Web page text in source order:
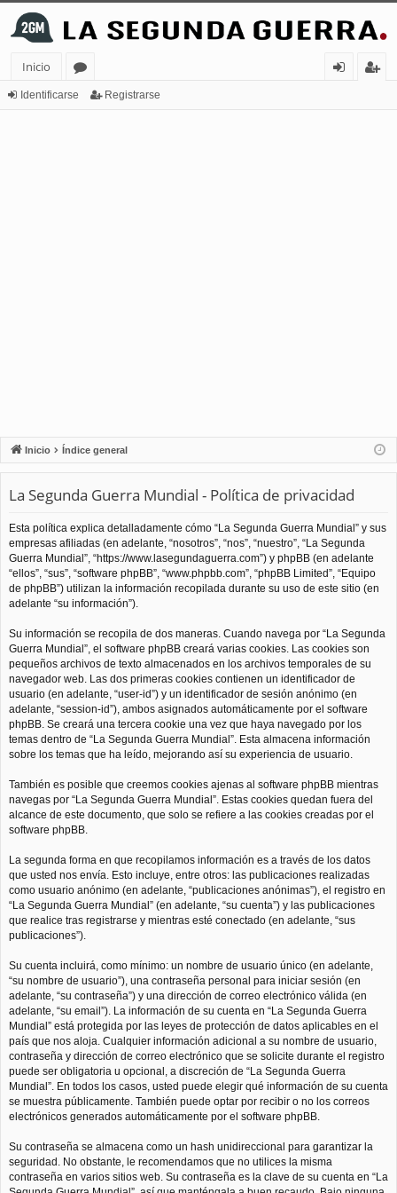
Inicio
or
Identificarse Registrarse
Inicio Índice general
La Segunda Guerra Mundial - Política de privacidad
Esta política explica detalladamente cómo “La Segunda Guerra Mundial” y sus
empresas afiliadas (en adelante, “nosotros”, “nos”, “nuestro”, “La Segunda
Guerra Mundial”, “https://www.lasegundaguerra.com”) y phpBB (en adelante
“ellos”, “sus”, “software phpBB”, “www.phpbb.com”, “phpBB Limited”, “Equipo
de phpBB”) utilizan la información recopilada durante su uso de este sitio (en
adelante “su información”).
Su información se recopila de dos maneras. Cuando navega por “La Segunda
Guerra Mundial”, el software phpBB creará varias cookies. Las cookies son
pequeños archivos de texto almacenados en los archivos temporales de su
navegador web. Las dos primeras cookies contienen un identificador de
usuario (en adelante, “user-id”) y un identificador de sesión anónimo (en
adelante, “session-id”), ambos asignados automáticamente por el software
phpBB. Se creará una tercera cookie una vez que haya navegado por los
temas dentro de “La Segunda Guerra Mundial”. Esta almacena información
sobre los temas que ha leído, mejorando así su experiencia de usuario.
También es posible que creemos cookies ajenas al software phpBB mientras
navegas por “La Segunda Guerra Mundial”. Estas cookies quedan fuera del
alcance de este documento, que solo se refiere a las cookies creadas por el
software phpBB.
La segunda forma en que recopilamos información es a través de los datos
que usted nos envía. Esto incluye, entre otros: las publicaciones realizadas
como usuario anónimo (en adelante, “publicaciones anónimas”), el registro en
“La Segunda Guerra Mundial” (en adelante, “su cuenta”) y las publicaciones
que realice tras registrarse y mientras esté conectado (en adelante, “sus
publicaciones”).
Su cuenta incluirá, como mínimo: un nombre de usuario único (en adelante,
“su nombre de usuario”), una contraseña personal para iniciar sesión (en
adelante, “su contraseña”) y una dirección de correo electrónico válida (en
adelante, “su email”). La información de su cuenta en “La Segunda Guerra
Mundial” está protegida por las leyes de protección de datos aplicables en el
país que nos aloja. Cualquier información adicional a su nombre de usuario,
contraseña y dirección de correo electrónico que se solicite durante el registro
puede ser obligatoria u opcional, a discreción de “La Segunda Guerra
Mundial”. En todos los casos, usted puede elegir qué información de su cuenta
se muestra públicamente. También puede optar por recibir o no los correos
electrónicos generados automáticamente por el software phpBB.
Su contraseña se almacena como un hash unidireccional para garantizar la
seguridad. No obstante, le recomendamos que no utilices la misma
contraseña en varios sitios web. Su contraseña es la clave de su cuenta en “La